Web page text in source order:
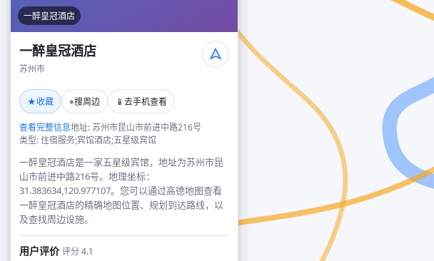
一醉皇冠酒店
一醉皇冠酒店
苏州市
★收藏 ⌖搜周边 📱 去手机查看
查看完整信息地址: 苏州市昆山市前进中路216号
类型: 住宿服务;宾馆酒店;五星级宾馆
一醉皇冠酒店是一家五星级宾馆，地址为苏州市昆
山市前进中路216号。地理坐标：
31.383634,120.977107。您可以通过高德地图查看
一醉皇冠酒店的精确地图位置、规划到达路线，以
及查找周边设施。
用户评价评分 4.1